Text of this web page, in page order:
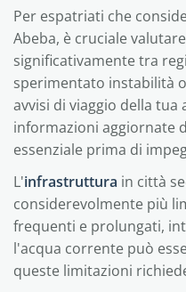
Per espatriati che
Abeba, è cruciale
significativamente tra
sperimentato instabilità
avvisi di viaggio della
informazioni aggiornate
essenziale prima di
L'infrastruttura in città
considerevolmente più
frequenti e prolungati,
l'acqua corrente può
queste limitazioni